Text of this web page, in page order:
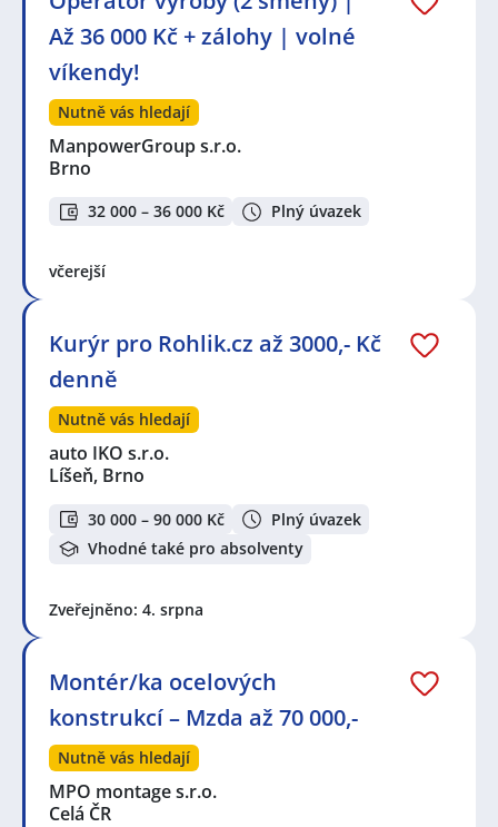
Až 36 000 Kč + zálohy | volné
víkendy!
Nutně vás hledají
ManpowerGroup s.r.o.
Brno
32 000 – 36 000 Kč Plný úvazek
včerejší
Kurýr pro Rohlik.cz až 3000,- Kč
denně
Nutně vás hledají
auto IKO s.r.o.
Líšeň, Brno
30 000 – 90 000 Kč
Plný úvazek
Vhodné také pro absolventy
Zveřejněno: 4. srpna
Montér/ka ocelových
konstrukcí – Mzda až 70 000,-
Nutně vás hledají
MPO montage s.r.o.
Celá ČR